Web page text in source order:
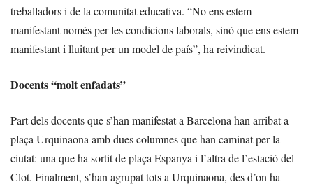
treballadors i de la comunitat educativa. “No ens estem
manifestant només per les condicions laborals, sinó que ens estem
manifestant i lluitant per un model de país”, ha reivindicat.
Docents “molt enfadats”
Part dels docents que s’han manifestat a Barcelona han arribat a
plaça Urquinaona amb dues columnes que han caminat per la
ciutat: una que ha sortit de plaça Espanya i l’altra de l’estació del
Clot. Finalment, s’han agrupat tots a Urquinaona, des d’on ha